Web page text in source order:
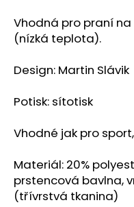
Vhodná pro praní na
(nízká teplota).
Design: Martin Slávik
Potisk: sítotisk
Vhodné jak pro
Materiál: 20%
prstencová bavlna,
(třívrstvá tkanina)
D
p
r
č
j
e
m